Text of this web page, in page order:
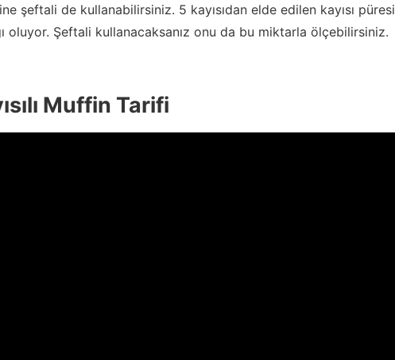
şeftali de kullanabilirsiniz. 5 kayısıdan elde edilen kayısı püresi
oluyor. Şeftali kullanacaksanız onu da bu miktarla ölçebilirsiniz.
Muffin Tarifi